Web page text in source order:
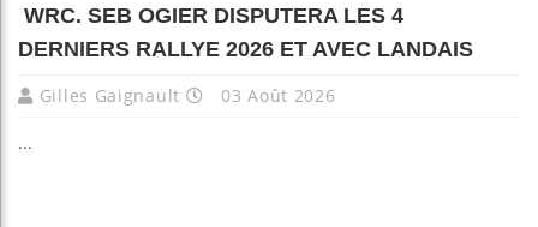
WRC. SEB OGIER DISPUTERA LES 4
DERNIERS RALLYE 2026 ET AVEC LANDAIS
Gilles Gaignault 03 Août 2026
...